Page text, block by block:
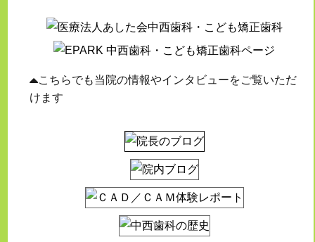
こちらでも当院の情報やインタビューをご覧いただ
けます